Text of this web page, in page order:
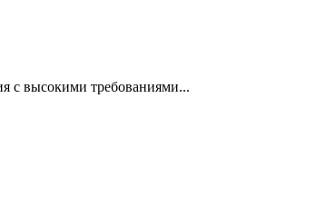
с высокими требованиями...